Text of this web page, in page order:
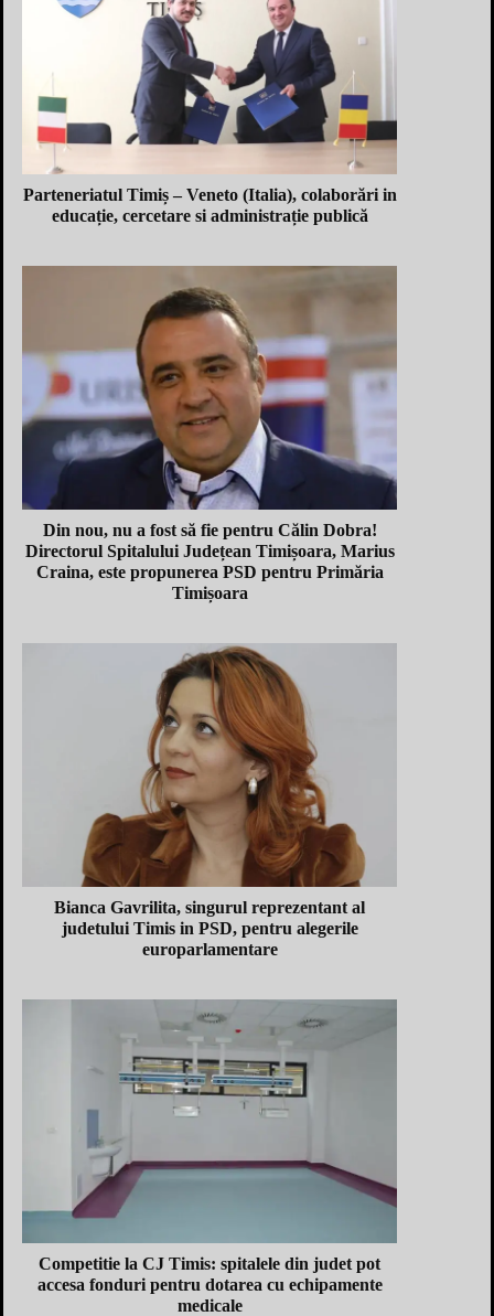
Parteneriatul Timiș – Veneto (Italia), colaborări in
educație, cercetare si administrație publică
Din nou, nu a fost să fie pentru Călin Dobra!
Directorul Spitalului Județean Timișoara, Marius
Craina, este propunerea PSD pentru Primăria
Timișoara
Bianca Gavrilita, singurul reprezentant al
judetului Timis in PSD, pentru alegerile
europarlamentare
Competitie la CJ Timis: spitalele din judet pot
accesa fonduri pentru dotarea cu echipamente
medicale